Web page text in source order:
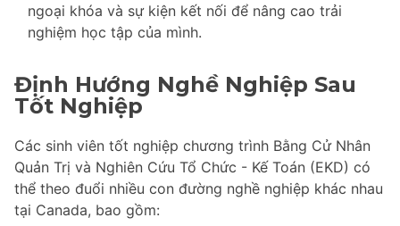
ngoại khóa và sự kiện kết nối để nâng cao trải
nghiệm học tập của mình.
Định Hướng Nghề Nghiệp Sau
Tốt Nghiệp
Các sinh viên tốt nghiệp chương trình Bằng Cử Nhân
Quản Trị và Nghiên Cứu Tổ Chức - Kế Toán (EKD) có
thể theo đuổi nhiều con đường nghề nghiệp khác nhau
tại Canada, bao gồm: